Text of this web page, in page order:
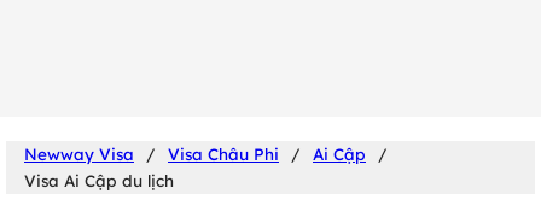
Newway Visa / Visa Châu Phi / Ai Cập
/
Visa Ai Cập du lịch